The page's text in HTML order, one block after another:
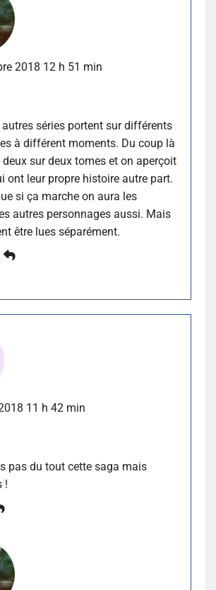
2018 12 h 51 min
autres séries portent sur différents
à différent moments. Du coup là
sur deux tomes et on aperçoit
ont leur propre histoire autre part.
si ça marche on aura les
autres personnages aussi. Mais
être lues séparément.
11 h 42 min
pas du tout cette saga mais
!